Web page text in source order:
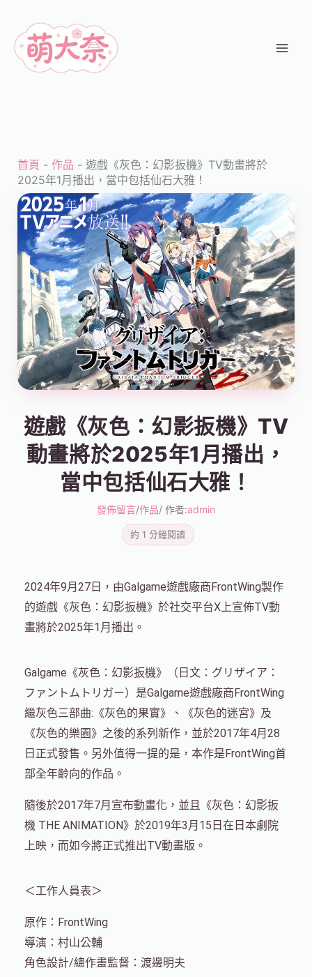
首頁 - 作品 - 遊戲《灰色：幻影扳機》TV動畫將於
2025年1月播出，當中包括仙石大雅！
遊戲《灰色：幻影扳機》TV
動畫將於2025年1月播出，
當中包括仙石大雅！
發佈留言/作品/ 作者:admin
約 1 分鐘閱讀
2024年9月27日，由Galgame遊戲廠商FrontWing製作
的遊戲《灰色：幻影扳機》於社交平台X上宣佈TV動
畫將於2025年1月播出。
Galgame《灰色：幻影扳機》（日文：グリザイア：
ファントムトリガー）是Galgame遊戲廠商FrontWing
繼灰色三部曲:《灰色的果實》、《灰色的迷宮》及
《灰色的樂園》之後的系列新作，並於2017年4月28
日正式發售。另外值得一提的是，本作是FrontWing首
部全年齡向的作品。
隨後於2017年7月宣布動畫化，並且《灰色：幻影扳
機 THE ANIMATION》於2019年3月15日在日本劇院
上映，而如今將正式推出TV動畫版。
＜工作人員表＞
原作：FrontWing
導演：村山公輔
角色設計/總作畫監督：渡邊明夫